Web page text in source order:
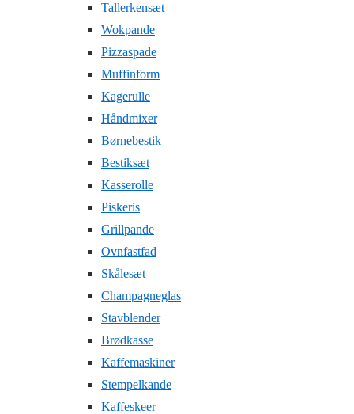
Tallerkensæt
Wokpande
Pizzaspade
Muffinform
Kagerulle
Håndmixer
Børnebestik
Bestiksæt
Kasserolle
Piskeris
Grillpande
Ovnfastfad
Skålesæt
Champagneglas
Stavblender
Brødkasse
Kaffemaskiner
Stempelkande
Kaffeskeer